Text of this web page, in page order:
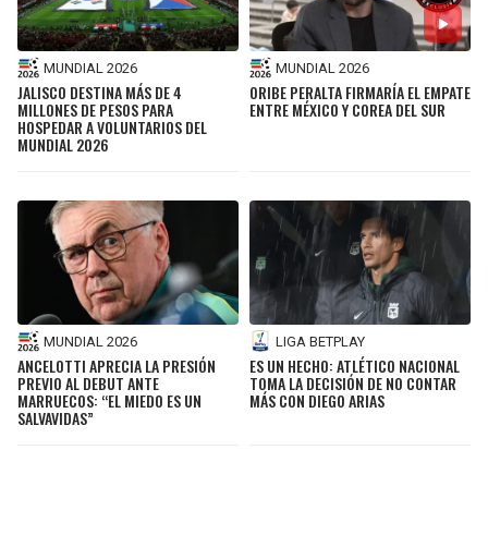
MUNDIAL 2026
JALISCO DESTINA MÁS DE 4
MILLONES DE PESOS PARA
HOSPEDAR A VOLUNTARIOS DEL
MUNDIAL 2026
MUNDIAL 2026
ORIBE PERALTA FIRMARÍA EL EMPATE
ENTRE MÉXICO Y COREA DEL SUR
MUNDIAL 2026
ANCELOTTI APRECIA LA PRESIÓN
PREVIO AL DEBUT ANTE
MARRUECOS: “EL MIEDO ES UN
SALVAVIDAS”
LIGA BETPLAY
ES UN HECHO: ATLÉTICO NACIONAL
TOMA LA DECISIÓN DE NO CONTAR
MÁS CON DIEGO ARIAS